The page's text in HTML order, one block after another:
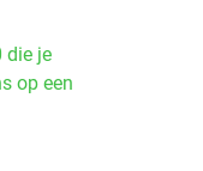
die je
op een